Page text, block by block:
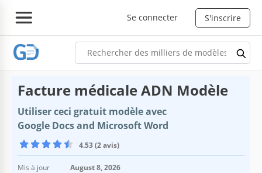
Se connecter S'inscrire
Facture médicale ADN Modèle
Utiliser ceci gratuit modèle avec
Google Docs and Microsoft Word
4.53 (2 avis)
Mis à jour
August 8, 2026